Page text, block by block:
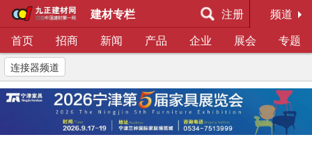
建材专栏 注册
频道
首页
招商 新闻 产品 企业 展会 专题
连接器频道